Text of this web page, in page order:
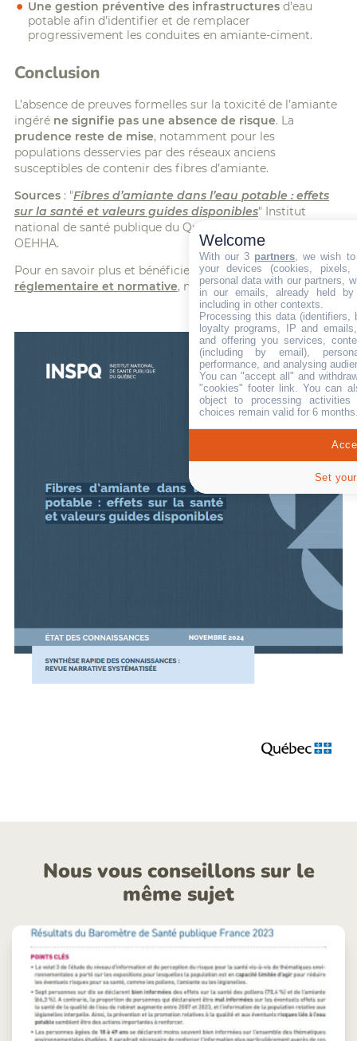
Une gestion préventive des infrastructures d’eau
potable afin d’identifier et de remplacer
progressivement les conduites en amiante-ciment.
Conclusion
L’absence de preuves formelles sur la toxicité de l’amiante
ingéré ne signifie pas une absence de risque. La
prudence reste de mise, notamment pour les
populations desservies par des réseaux anciens
susceptibles de contenir des fibres d’amiante.
Sources : "Fibres d’amiante dans l’eau potable : effets
sur la santé et valeurs guides disponibles" Institut
national de santé publique du Québec, U.S. EPA, OMS,
OEHHA.
Pour en savoir plus et bénéficier de notreveille
réglementaire et normative, nousconsulter.
Nous vous conseillons sur le
même sujet
Welcome
With our 3 partners , we wish
your devices (cookies,
personal data with our partners,
in our emails, already held
including in other contexts.
Processing this data (identifiers,
loyalty programs, IP and
and offering you services,
(including by email),
performance, and analysing
You can "accept all" and
"cookies" footer link . You can
object to processing
choices remain valid for 6
Set